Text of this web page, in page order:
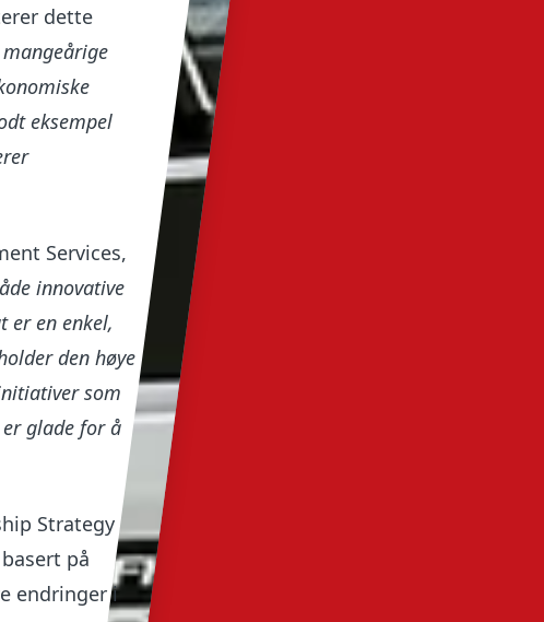
dette
eksempel
Services,
innovative
er en enkel,
den høye
som
glade for å
Strategy
på
endringer i